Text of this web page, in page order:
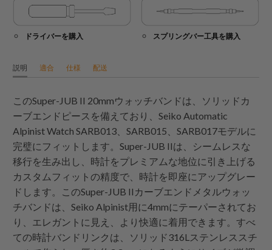
ドライバーを購入 スプリングバー工具を購入
説明 適合 仕様 配送
このSuper-JUB II 20mmウォッチバンドは、ソリッドカ
ーブエンドピースを備えており、Seiko Automatic
Alpinist Watch SARB013、SARB015、SARB017モデルに
完璧にフィットします。Super-JUB IIは、シームレスな
移行を生み出し、時計をプレミアムな地位に引き上げる
カスタムフィットの精度で、時計を即座にアップグレー
ドします。このSuper-JUB IIカーブエンドメタルウォッ
チバンドは、Seiko Alpinist用に4mmにテーパーされてお
り、エレガントに見え、より快適に着用できます。すべ
ての時計バンドリンクは、ソリッド316Lステンレススチ